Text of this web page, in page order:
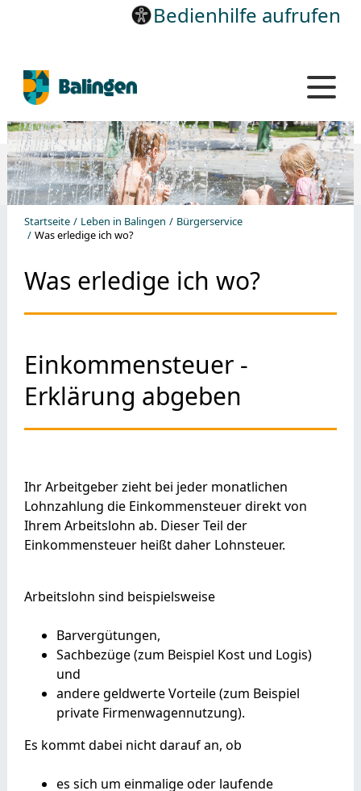
Bedienhilfe aufrufen
Startseite Leben in Balingen
Bürgerservice
Was erledige ich wo?
Was erledige ich wo?
Einkommensteuer -
Erklärung abgeben
Ihr Arbeitgeber zieht bei jeder monatlichen
Lohnzahlung die Einkommensteuer direkt von
Ihrem Arbeitslohn ab. Dieser Teil der
Einkommensteuer heißt daher Lohnsteuer.
Arbeitslohn sind beispielsweise
Barvergütungen,
Sachbezüge (zum Beispiel Kost und Logis)
und
andere geldwerte Vorteile (zum Beispiel
private Firmenwagennutzung).
Es kommt dabei nicht darauf an, ob
es sich um einmalige oder laufende